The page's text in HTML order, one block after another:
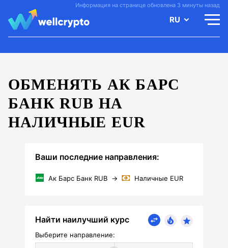
Информация на странице обновлена 3 минуты назад
RU
ОБМЕНЯТЬ АК БАРС
БАНК RUB НА
НАЛИЧНЫЕ EUR
Ваши последние направления:
Ак Барс Банк RUB → Наличные EUR
Найти наилучший курс
Выберите направление: